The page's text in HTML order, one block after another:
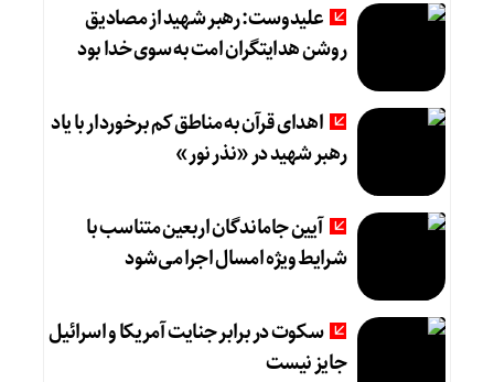
علیدوست: رهبر شهید از مصادیق
روشن هدایتگران امت به سوی خدا بود
اهدای قرآن به مناطق کم برخوردار با یاد
رهبر شهید در «نذر نور»
آیین جاماندگان اربعین متناسب با
شرایط ویژه امسال اجرا می‌شود
سکوت در برابر جنایت آمریکا و اسرائیل
جایز نیست